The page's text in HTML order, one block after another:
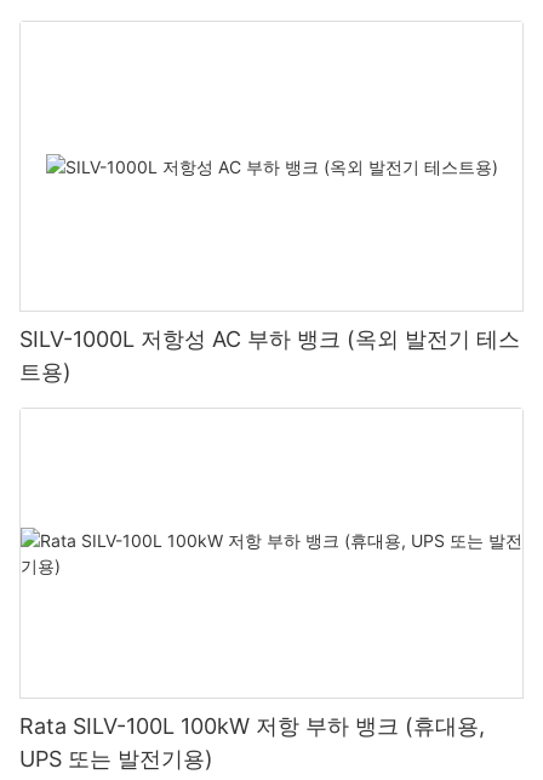
스트용)
SILV-1000L 저항성 AC 부하 뱅크 (옥외 발전기 테스
트용)
Rata SILV-100L 100kW 저항 부하 뱅크 (휴대용,
UPS 또는 발전기용)